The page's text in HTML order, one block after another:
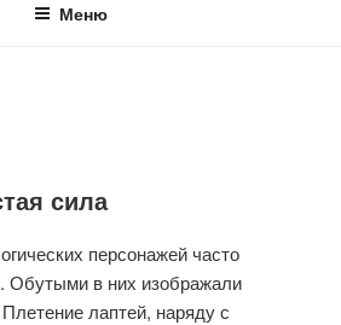
Меню
сила
персонажей часто
Обутыми в них изображали
лаптей, наряду с